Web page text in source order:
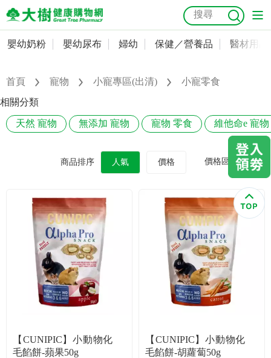
嬰幼奶粉
嬰幼尿布
婦幼
成人照護
美容／個人清潔
食品／健康食補
名人嚴選
抗菌 尿布 大樹獨家 益生菌 魚油 幼兒米餅
奶瓶奶嘴
會員資料及密碼修改
常用收件人清單
訂單查詢
購物金查詢
優惠券領取
優惠券查詢
嬰幼奶粉 嬰幼尿布 婦幼 保健／營養品 醫材用品
首頁 寵物 小寵專區(出清)
小寵零食
相關分類
天然 寵物 無添加 寵物 寵物 零食 維他命e 寵物
商品排序 人氣 價格 價格區間
【CUNIPIC】小動物化
毛餡餅-蘋果50g
【CUNIPIC】小動物化
毛餡餅-胡蘿蔔50g